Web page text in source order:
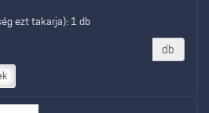
ezt takarja): 1 db
db